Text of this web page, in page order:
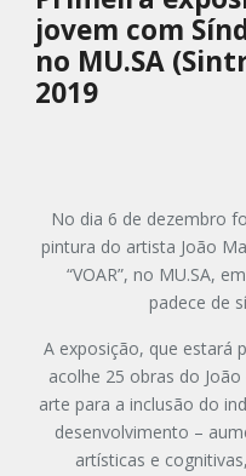
jovem com
no MU.SA
2019
No dia 6 de dezembro
pintura do artista João
“VOAR”, no MU.SA,
padece de
A exposição, que estará
acolhe 25 obras do
arte para a inclusão do
desenvolvimento –
artísticas e